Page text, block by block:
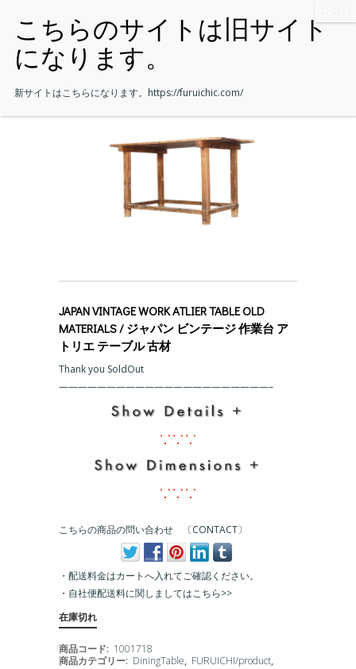
JAPAN VINTAGE WORK ATLIER TABLE OLD
MATERIALS / ジャパン ビンテージ 作業台 ア
トリエ テーブル 古材
Thank you SoldOut
——————————————————————–
∵∵∵
∵∵∵
こちらの商品の問い合わせ 〔CONTACT〕
・配送料金はカートへ入れてご確認ください。
・ 自社便配送料に関しましてはこちら>>
在庫切れ
商品コード: 1001718
商品カテゴリー: DiningTable, FURUICHI/product,
新サイトはこちらになります。 https://furuichic.com/